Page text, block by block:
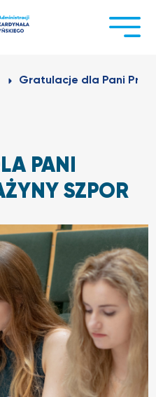
Gratulacje dla Pani
PANI
SZPOR